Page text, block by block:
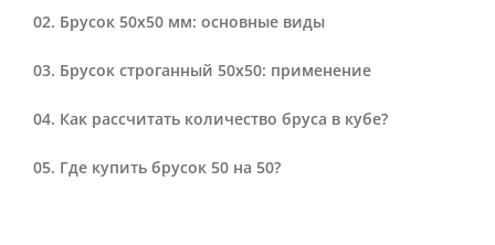
Брусок 50х50 мм: основные виды
Брусок строганный 50х50: применение
Как рассчитать количество бруса в кубе?
Где купить брусок 50 на 50?